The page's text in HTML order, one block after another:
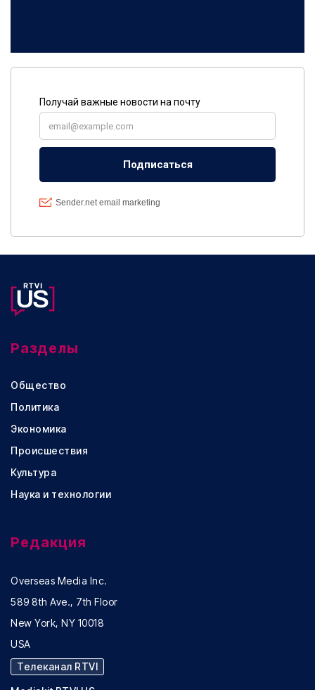
Разделы
Общество
Политика
Экономика
Происшествия
Культура
Наука и технологии
Редакция
Overseas Media Inc.
589 8th Ave., 7th Floor
New York, NY 10018
USA
Телеканал RTVI